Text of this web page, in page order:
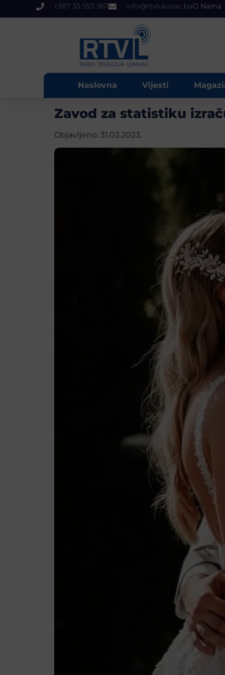
+387 35 553 967 info@rtvlukavac.baO Nama
Naslovna Vijesti
Zavod za statistiku
Objavljeno: 31.03.2023.